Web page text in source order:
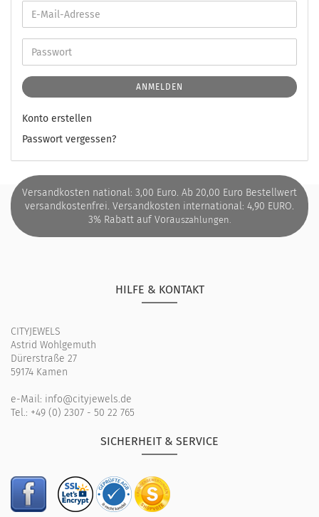
ANMELDEN
Konto erstellen
Passwort vergessen?
Versandkosten national: 3,00 Euro. Ab 20,00 Euro Bestellwert
versandkostenfrei. Versandkosten international: 4,90 EURO.
3% Rabatt auf Vorauszahlungen.
HILFE & KONTAKT
CITYJEWELS
Astrid Wohlgemuth
Dürerstraße 27
59174 Kamen
e-Mail: info@cityjewels.de
Tel.: +49 (0) 2307 - 50 22 765
SICHERHEIT & SERVICE